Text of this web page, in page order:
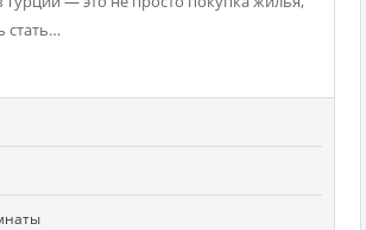
стать…